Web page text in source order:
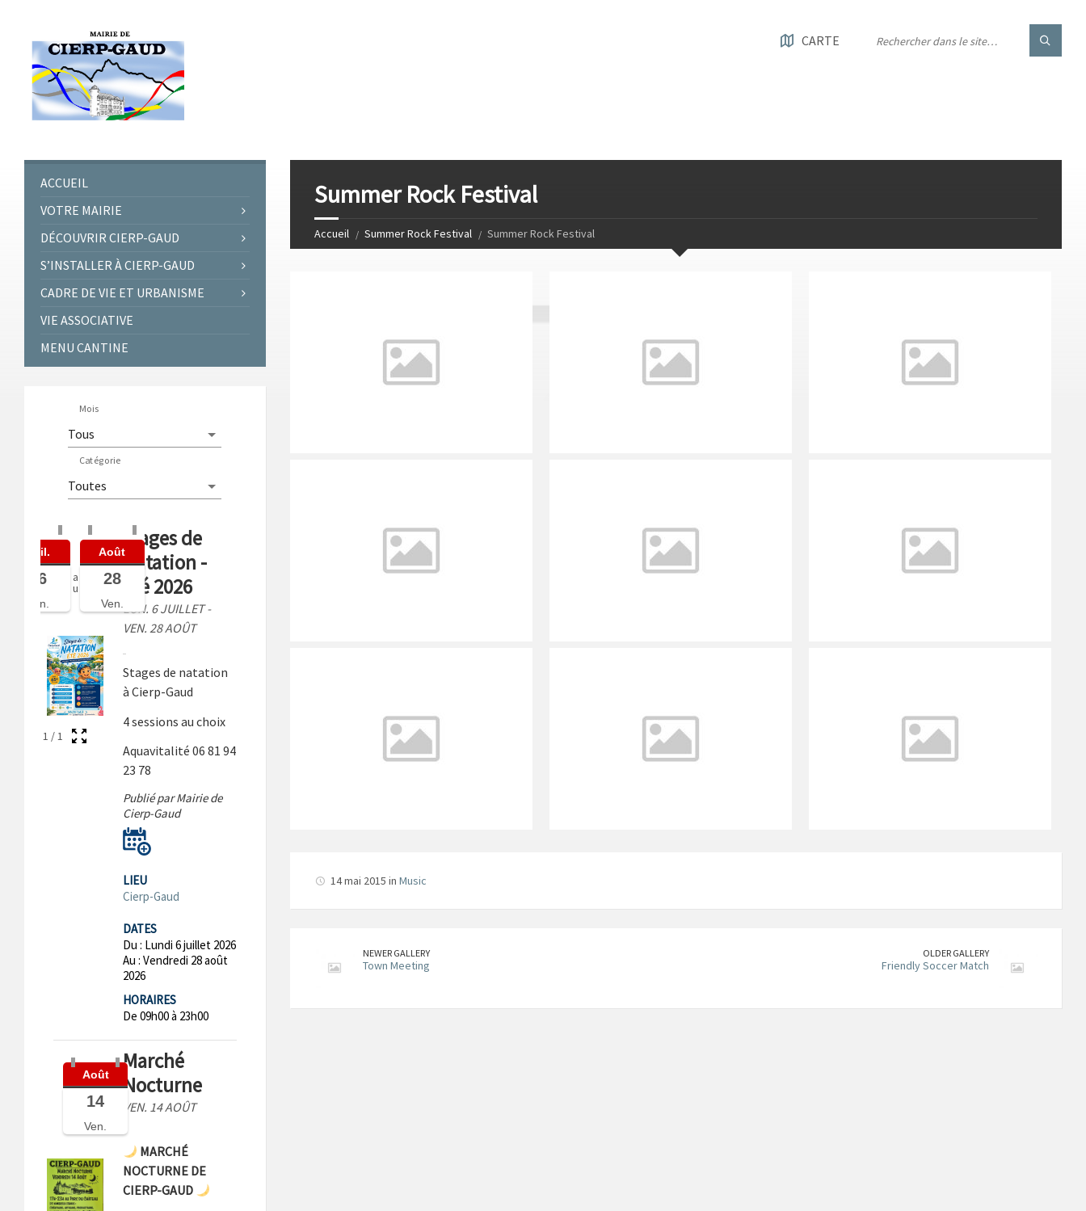
CARTE
Summer Rock Festival
Accueil Summer Rock Festival Summer Rock Festival
14 mai 2015 in Music
NEWER GALLERY
Town Meeting
OLDER GALLERY
Friendly Soccer Match
ACCUEIL
VOTRE MAIRIE
DÉCOUVRIR CIERP-GAUD
S’INSTALLER À CIERP-GAUD
CADRE DE VIE ET URBANISME
VIE ASSOCIATIVE
MENU CANTINE
Mois
Catégorie
Juil.
06
Lun.
a
u
Août
28
Ven.
1 /1
Stages de
Natation -
Été 2026
LUN. 6 JUILLET -
VEN. 28 AOÛT
Stages de natation
à Cierp-Gaud
4 sessions au choix
Aquavitalité 06 81 94
23 78
Publié par Mairie de
Cierp-Gaud
LIEU
Cierp-Gaud
DATES
Du : Lundi 6 juillet 2026
Au :Vendredi 28 août
2026
HORAIRES
De 09h00 à 23h00
Août
14
Ven.
Marché
Nocturne
VEN. 14 AOÛT
MARCHÉ
NOCTURNE DE
CIERP-GAUD